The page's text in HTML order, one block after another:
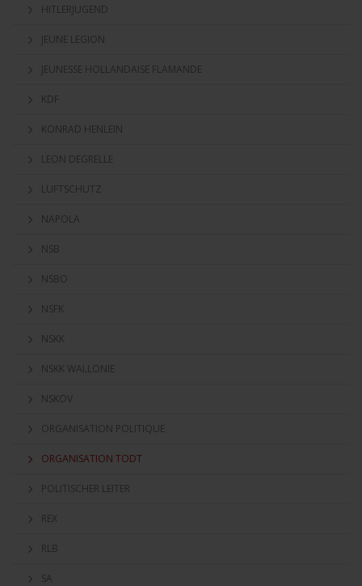
HITLERJUGEND
JEUNE LEGION
JEUNESSE HOLLANDAISE FLAMANDE
KDF
KONRAD HENLEIN
LEON DEGRELLE
LUFTSCHUTZ
NAPOLA
NSB
NSBO
NSFK
NSKK
NSKK WALLONIE
NSKOV
ORGANISATION POLITIQUE
ORGANISATION TODT
POLITISCHER LEITER
REX
RLB
SA